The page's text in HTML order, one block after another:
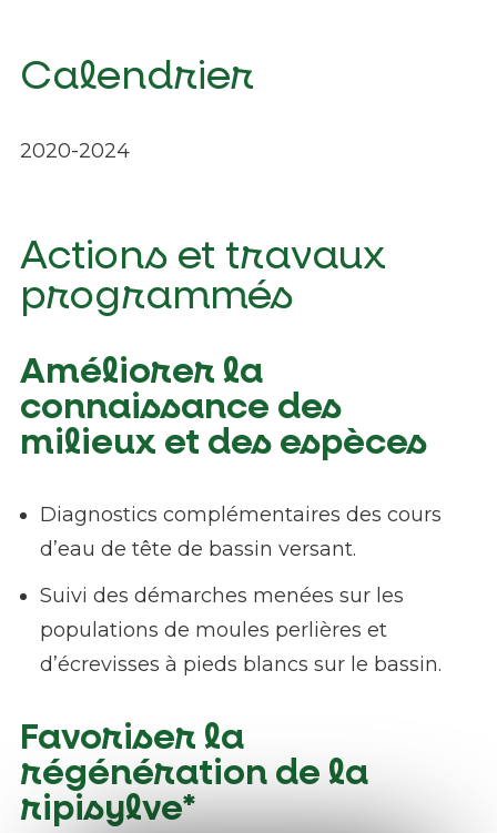
Calendrier
2020-2024
Actions et travaux
programmés
Améliorer la
connaissance des
milieux et des espèces
Diagnostics complémentaires des cours
d’eau de tête de bassin versant.
Suivi des démarches menées sur les
populations de moules perlières et
d’écrevisses à pieds blancs sur le bassin.
Favoriser la
régénération de la
ripisylve*